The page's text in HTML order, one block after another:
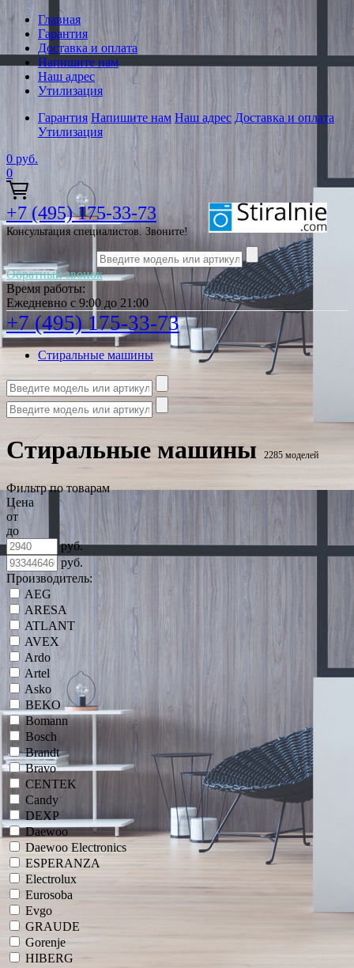
Главная
Гарантия
Доставка и оплата
Напишите нам
Наш адрес
Утилизация
Гарантия Напишите нам Наш адрес Доставка и оплата
Утилизация
0 руб.
0
+7 (495) 175-33-73
Консультация специалистов. Звоните!
Обратный звонок
Время работы:
Ежедневно с 9:00 до 21:00
+7 (495) 175-33-73
Стиральные машины
Стиральные машины 2285 моделей
Фильтр по товарам
Цена
от
до
руб.
руб.
Производитель:
AEG
ARESA
ATLANT
AVEX
Ardo
Artel
Asko
BEKO
Bomann
Bosch
Brandt
Bravo
CENTEK
Candy
DEXP
Daewoo
Daewoo Electronics
ESPERANZA
Electrolux
Eurosoba
Evgo
GRAUDE
Gorenje
HIBERG